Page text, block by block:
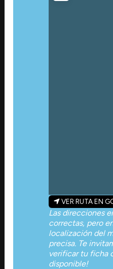
VER RUTA EN
Las direcciones
correctas, pero
localización del
precisa. Te
verificar tu ficha
disponible!